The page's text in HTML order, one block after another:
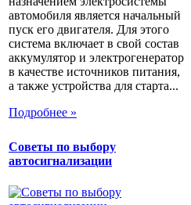
автомобиля является начальный
пуск его двигателя. Для этого
система включает в свой состав
аккумулятор и электрогенератор
в качестве источников питания,
а также устройства для старта...
Подробнее »
Советы по выбору
автосигнализации